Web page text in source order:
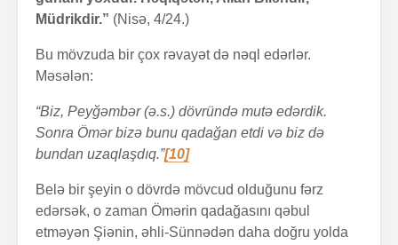
Müdrikdir.” (Nisə, 4/24.)
Bu mövzuda bir çox rəvayət də nəql edərlər.
Məsələn:
“Biz, Peyğəmbər (ə.s.) dövründə mutə edərdik.
Sonra Ömər bizə bunu qadağan etdi və biz də
bundan uzaqlaşdıq.”[10]
Belə bir şeyin o dövrdə mövcud olduğunu fərz
edərsək, o zaman Ömərin qadağasını qəbul
etməyən Şiənin, əhli-Sünnədən daha doğru yolda